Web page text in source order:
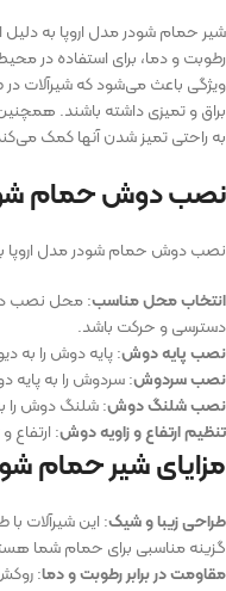
شیر حمام شودر مدل اروپا به دلیل
رطوبت و دما، برای استفاده در
ویژگی باعث می‌شود که شیرآلات
براق و تمیزی داشته باشند.
به راحتی تمیز شدن آنها کمک
نصب دوش حمام
نصب دوش حمام شودر مدل اروپا
انتخاب محل مناسب: محل نصب
دسترسی و حرکت باشد.
نصب پایه دوش: پایه دوش را به
نصب سردوش: سردوش را به
نصب شلنگ دوش: شلنگ دوش را
تنظیم ارتفاع و زاویه دوش: ارتفاع
مزایای شیر حمام
طراحی زیبا و شیک: این شیرآلات
گزینه مناسبی برای حمام شما
مقاومت در برابر رطوبت و دما: